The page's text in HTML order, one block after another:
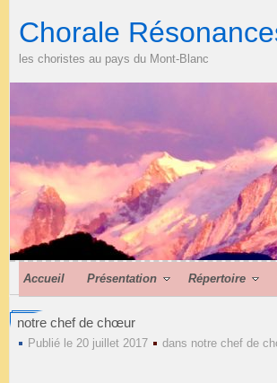
Chorale
les choristes au pays du Mont-Blanc
Accueil Présentation Répertoire
notre chef de chœur
Publié le 20 juillet 2017 dans notre chef de